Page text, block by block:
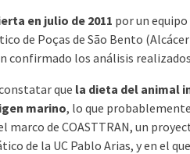
en julio de 2011 por un equipo
de Poças de São Bento
confirmado los análisis
que la dieta del animal
marino, lo que
marco de COASTTRAN, un
de la UC Pablo Arias, y en el